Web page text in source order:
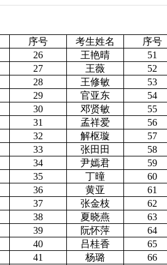
序号 考生姓名
序号
26 王艳晴
51
27 王薇
52
28 王修敏
53
29 官亚东
54
30 邓贤敏
55
31 孟祥爱
56
32 解枢璇
57
33 张田田
58
34 尹嫣君
59
35 丁曈
60
36 黄亚
61
37 张金枝
62
38 夏晓燕
63
39 阮怀萍
64
40 吕桂香
65
41 杨璐
66